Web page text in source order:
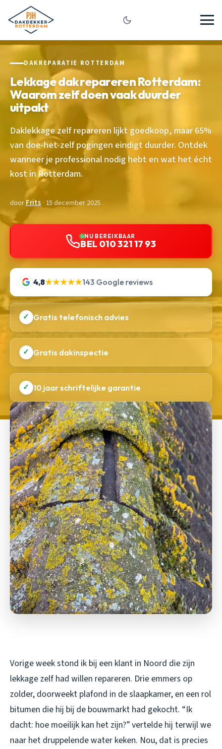
DAKREPARATIE ROTTERDAM
Lekkage dak repareren Rotterdam:
Waarom zelf doen vaak duurder
uitpakt
Daklekkage zelf repareren lijkt goedkoop, maar 65%
van doe-het-zelf pogingen eindigt duurder. Ontdek
wanneer je professional nodig hebt en wat het écht
kost in Rotterdam.
doorFrits · 15 december 2025
NU BEREIKBAAR
BEL 010 321 17 93
4,8★★★★★143 Google reviews
✓ Gratis telefonisch advies
✓ Gratis dakinspectie
✓ 10 jaar schriftelijke garantie
Vorige week stond ik bij een klant in Noord die zijn
lekkage zelf had willen repareren. Drie emmers op
zolder, doorweekt plafond in de slaapkamer, en een rol
bitumen die hij bij de bouwmarkt had gekocht. “Ik
dacht: hoe moeilijk kan het zijn?” vertelde hij terwijl we
naar het druppelende water keken. Nou, dat is precies